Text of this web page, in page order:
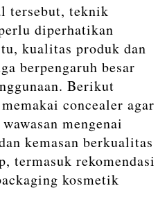
tersebut, teknik
diperhatikan
kualitas produk dan
berpengaruh besar
Berikut
concealer agar
mengenai
kemasan berkualitas
termasuk rekomendasi
kosmetik